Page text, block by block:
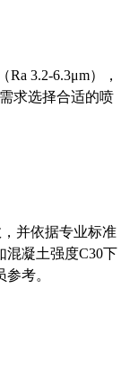
3.2-6.3μm），
求选择合适的喷
并依据专业标准
混凝土强度C30下
考。